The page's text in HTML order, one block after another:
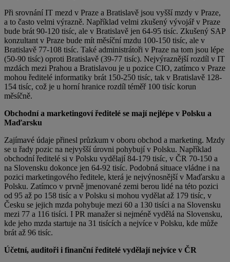
Při srovnání IT mezd v Praze a Bratislavě jsou vyšší mzdy v Praze,
a to často velmi výrazně. Například velmi zkušený vývojář v Praze
bude brát 90-120 tisíc, ale v Bratislavě jen 64-95 tisíc. Zkušený SAP
konzultant v Praze bude mít měsíční mzdu 100-150 tisíc, ale v
Bratislavě 77-108 tisíc. Také administrátoři v Praze na tom jsou lépe
(50-90 tisíc) oproti Bratislavě (39-77 tisíc). Nejvýraznější rozdíl v IT
mzdách mezi Prahou a Bratislavou je u pozice CIO, zatímco v Praze
mohou ředitelé informatiky brát 150-250 tisíc, tak v Bratislavě 128-
154 tisíc, což je u horní hranice rozdíl téměř 100 tisíc korun
měsíčně.
Obchodní a marketingoví ředitelé se mají nejlépe v Polsku a
Maďarsku
Zajímavé údaje přinesl průzkum v oboru obchod a marketing. Mzdy
se u řady pozic na nejvyšší úrovni pohybují v Polsku. Například
obchodní ředitelé si v Polsku vydělají 84-179 tisíc, v ČR 70-150 a
na Slovensku dokonce jen 64-92 tisíc. Podobná situace vládne i na
pozici marketingového ředitele, která je nejvýnosnější v Maďarsku a
Polsku. Zatímco v prvně jmenované zemi berou lidé na této pozici
od 95 až po 158 tisíc a v Polsku si mohou vydělat až 179 tisíc, v
Česku se jejich mzda pohybuje mezi 60 a 130 tisíci a na Slovensku
mezi 77 a 116 tisíci. I PR manažer si nejméně vydělá na Slovensku,
kde jeho mzda startuje na 31 tisících a nejvíce v Polsku, kde může
brát až 96 tisíc.
Účetní, auditoři i finanční ředitelé vydělají nejvíce v ČR